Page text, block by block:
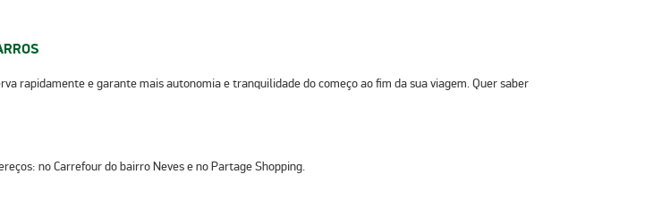
rapidamente e garante mais autonomia e tranquilidade do começo ao fim da sua viagem. Quer saber
no Carrefour do bairro Neves e no Partage Shopping.